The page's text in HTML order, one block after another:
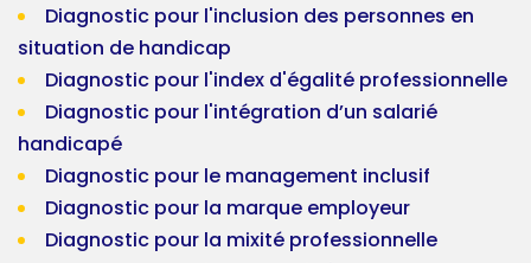
Diagnostic pour l'inclusion des personnes en
situation de handicap
Diagnostic pour l'index d'égalité professionnelle
Diagnostic pour l'intégration d’un salarié
handicapé
Diagnostic pour le management inclusif
Diagnostic pour la marque employeur
Diagnostic pour la mixité professionnelle